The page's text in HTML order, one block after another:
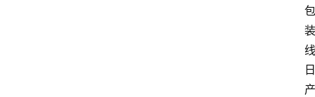
包
装
线
日
产